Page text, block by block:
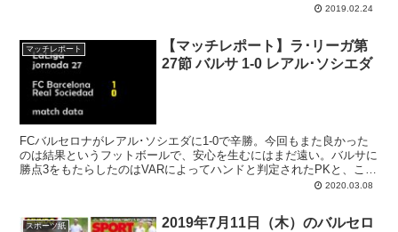
2019.02.24
マッチレポート
【マッチレポート】ラ･リーガ第
27節 バルサ 1-0 レアル･ソシエダ
FCバルセロナがレアル･ソシエダに1-0で辛勝。今回もまた良かった
のは結果というフットボールで、安心を生むにはまだ遠い。バルサに
勝点3をもたらしたのはVARによってハンドと判定されたPKと、これ
。暫定首位にはなったものの、セティエンバ
2020.03.08
スポーツ紙
2019年7月11日（木）のバルセロ